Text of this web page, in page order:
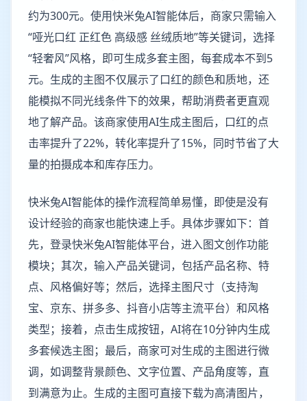
约为300元。使用快米兔AI智能体后，商家只需输入
“哑光口红 正红色 高级感 丝绒质地”等关键词，选择
“轻奢风”风格，即可生成多套主图，每套成本不到5
元。生成的主图不仅展示了口红的颜色和质地，还
能模拟不同光线条件下的效果，帮助消费者更直观
地了解产品。该商家使用AI生成主图后，口红的点
击率提升了22%，转化率提升了15%，同时节省了大
量的拍摄成本和库存压力。
快米兔AI智能体的操作流程简单易懂，即使是没有
设计经验的商家也能快速上手。具体步骤如下：首
先，登录快米兔AI智能体平台，进入图文创作功能
模块；其次，输入产品关键词，包括产品名称、特
点、风格偏好等；然后，选择主图尺寸（支持淘
宝、京东、拼多多、抖音小店等主流平台）和风格
类型；接着，点击生成按钮，AI将在10分钟内生成
多套候选主图；最后，商家可对生成的主图进行微
调，如调整背景颜色、文字位置、产品角度等，直
到满意为止。生成的主图可直接下载为高清图片，